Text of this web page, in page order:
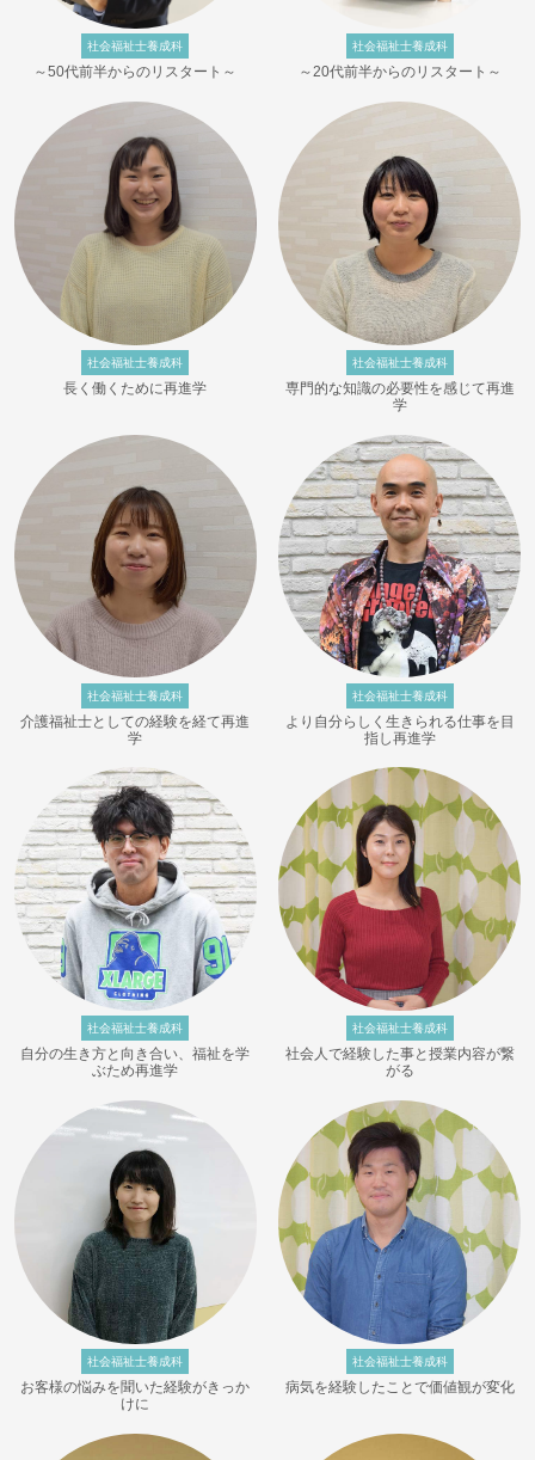
社会福祉士養成科
～50代前半からのリスタート～
社会福祉士養成科
～20代前半からのリスタート～
社会福祉士養成科
長く働くために再進学
社会福祉士養成科
専門的な知識の必要性を感じて再進
学
社会福祉士養成科
介護福祉士としての経験を経て再進
学
社会福祉士養成科
より自分らしく生きられる仕事を目
指し再進学
社会福祉士養成科
自分の生き方と向き合い、福祉を学
ぶため再進学
社会福祉士養成科
社会人で経験した事と授業内容が繋
がる
社会福祉士養成科
お客様の悩みを聞いた経験がきっか
けに
社会福祉士養成科
病気を経験したことで価値観が変化